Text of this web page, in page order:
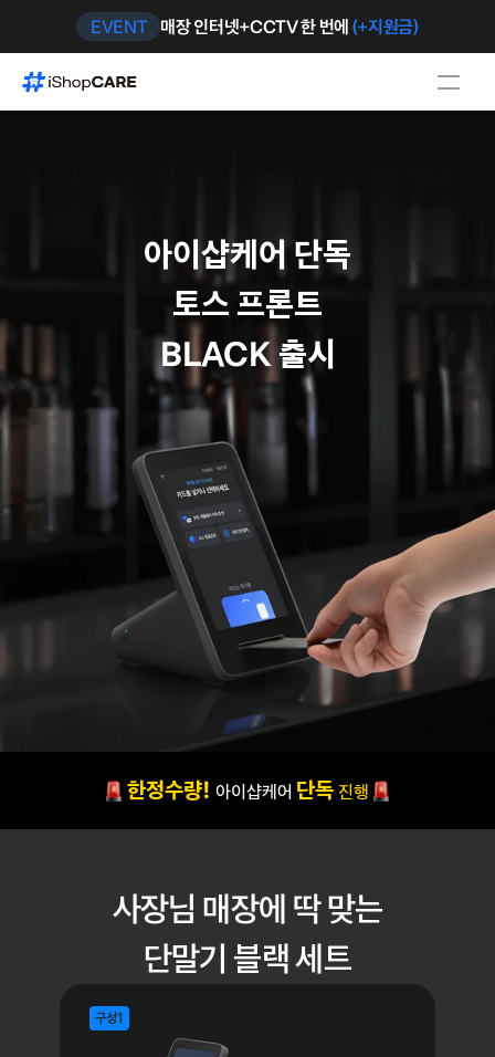
EVENT 매장 인터넷+CCTV 한 번에 (+지원금)
아이샵케어 단독
토스 프론트
BLACK 출시
한정수량! 아이샵케어 단독 진행
사장님 매장에 딱 맞는
단말기 블랙 세트
구성1